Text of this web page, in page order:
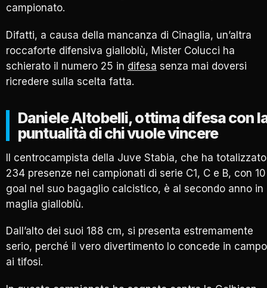
campionato.
Difatti, a causa della mancanza di Cinaglia, un’altra
roccaforte difensiva gialloblù, Mister Colucci ha
schierato il numero 25 in difesa senza mai doversi
ricredere sulla scelta fatta.
Daniele Altobelli, ottima difesa con
puntualità di chi vuole vincere
Il centrocampista della Juve Stabia, che ha totalizzato
234 presenze nei campionati di serie C1, C e B, con 10
goal nel suo bagaglio calcistico, è al secondo anno in
maglia gialloblù.
Dall’alto dei suoi 188 cm, si presenta estremamente
serio, perché il vero divertimento lo concede in campo
ai tifosi.